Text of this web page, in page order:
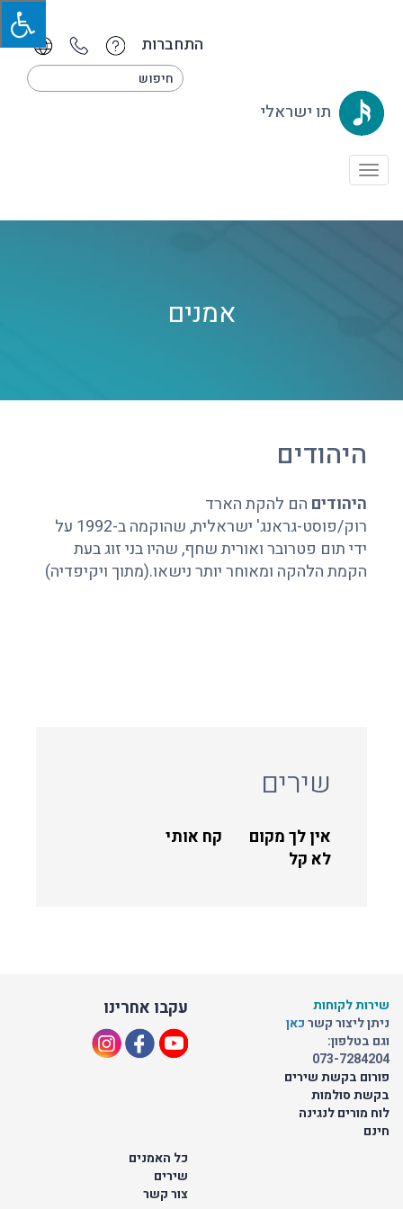
התחברות
תו ישראלי
Toggle
אמנים
היהודים
היהודים הם להקת הארד
רוק/פוסט-גראנג' ישראלית, שהוקמה ב-1992 על
ידי תום פטרובר ואורית שחף, שהיו בני זוג בעת
הקמת הלהקה ומאוחר יותר נישאו.(מתוך ויקיפדיה)
שירים
אין לך מקום
לא קל
קח אותי
עקבו אחרינו
שירות לקוחות
ניתן ליצור קשרכאן
וגם בטלפון:
073-7284204
פורום בקשת שירים
בקשת סולמות
לוח מורים לנגינה
חינם
כל האמנים
שירים
צור קשר